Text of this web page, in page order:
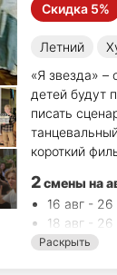
Скидка 5%
Летний
«Я звезда» –
детей будут
писать
короткий
2смены на
16 авг -
18 авг - 26
Раскрыть